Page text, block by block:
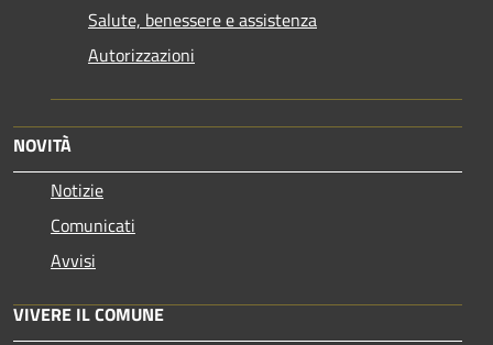
Salute, benessere e assistenza
Autorizzazioni
NOVITÀ
Notizie
Comunicati
Avvisi
VIVERE IL COMUNE